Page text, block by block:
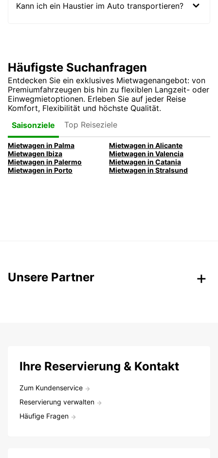
Kann ich ein Haustier im Auto transportieren?
Häufigste Suchanfragen
Entdecken Sie ein exklusives Mietwagenangebot: von
Premiumfahrzeugen bis hin zu flexiblen Langzeit- oder
Einwegmietoptionen. Erleben Sie auf jeder Reise
Komfort, Flexibilität und höchste Qualität.
Saisonziele
Top Reiseziele
Mietwagen in Palma
Mietwagen in Alicante
Mietwagen Ibiza
Mietwagen in Valencia
Mietwagen in Palermo
Mietwagen in Catania
Mietwagen in Porto
Mietwagen in Stralsund
Unsere Partner
Ihre Reservierung & Kontakt
Zum Kundenservice
Reservierung verwalten
Häufige Fragen